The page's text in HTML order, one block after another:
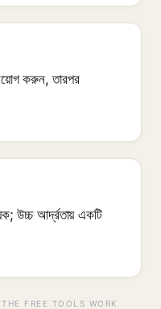
করুন, তারপর
উচ্চ আর্দ্রতায় একটি
FREE TOOLS WORK